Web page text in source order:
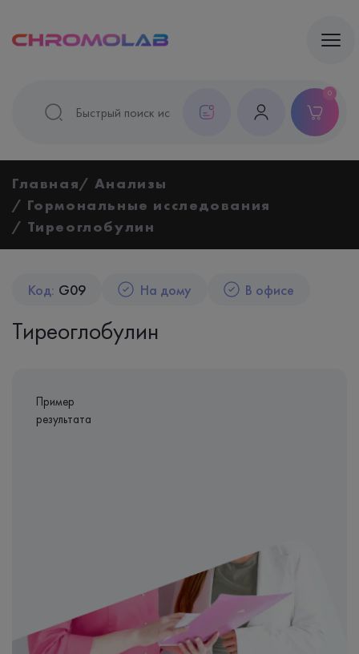
0
Главная
Анализы
Гормональные исследования
Тиреоглобулин
Код: G09 На дому В офисе
Тиреоглобулин
Пример
результата